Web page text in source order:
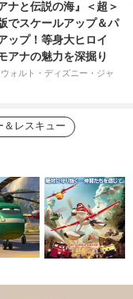
ナと伝説の海』＜超＞
でスケールアップ＆パ
ップ！等身大ヒロイ
アナの魅力を深掘り
ォルト・ディズニー・ジャ
＆レスキュー